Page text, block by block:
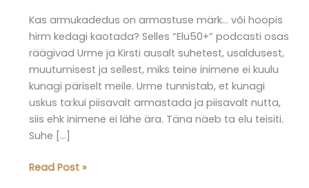
Kas armukadedus on armastuse märk… või hoopis
hirm kedagi kaotada? Selles “Elu50+” podcasti osas
räägivad Urme ja Kirsti ausalt suhetest, usaldusest,
muutumisest ja sellest, miks teine inimene ei kuulu
kunagi päriselt meile. Urme tunnistab, et kunagi
uskus ta:kui piisavalt armastada ja piisavalt nutta,
siis ehk inimene ei lähe ära. Täna näeb ta elu teisiti.
Suhe […]
Elu50pluss
Read Post »